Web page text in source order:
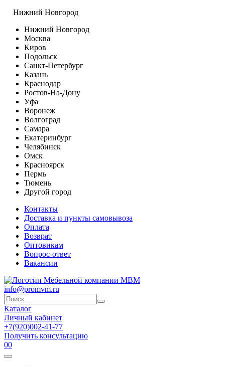
Нижний Новгород
Нижний Новгород
Москва
Киров
Подольск
Санкт-Петербург
Казань
Краснодар
Ростов-На-Дону
Уфа
Воронеж
Волгоград
Самара
Екатеринбург
Челябинск
Омск
Красноярск
Пермь
Тюмень
Другой город
Контакты
Доставка и пункты самовывоза
Оплата
Возврат
Оптовикам
Вопрос-ответ
Вакансии
info@promvm.ru
Каталог
Личный кабинет
+7(920)002-41-77
Получить консультацию
00